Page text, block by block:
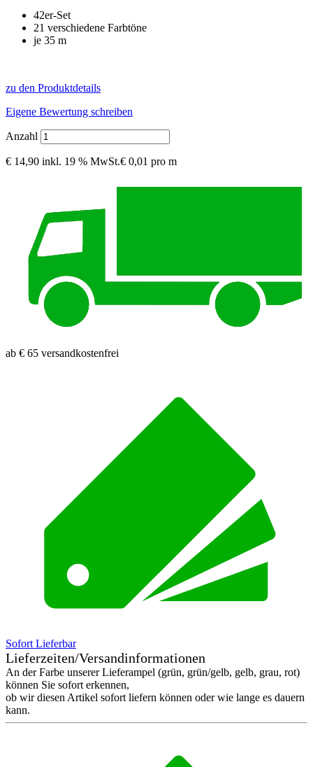
42er-Set
21 verschiedene Farbtöne
je 35 m
zu den Produktdetails
Eigene Bewertung schreiben
Anzahl
€ 14,90 inkl. 19 % MwSt.€ 0,01 pro m
ab € 65 versandkostenfrei
Sofort Lieferbar
Lieferzeiten/Versandinformationen
An der Farbe unserer Lieferampel (grün, grün/gelb, gelb, grau, rot)
können Sie sofort erkennen,
ob wir diesen Artikel sofort liefern können oder wie lange es dauern
kann.